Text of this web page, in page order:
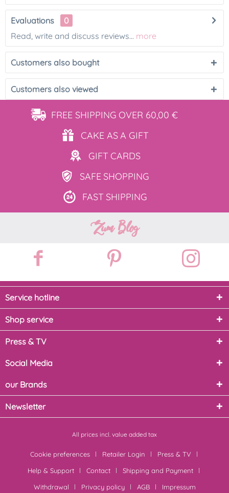
Evaluations
0
Read, write and discuss reviews... more
Customers also bought
Customers also viewed
FREE SHIPPING OVER 60,00 €
CAKE ASA GIFT
GIFT CARDS
SAFE SHOPPING
FAST SHIPPING
Zum Blog
Service hotline
Shop service
Press & TV
Social Media
our Brands
Newsletter
All prices incl. value added tax
Cookie preferences Retailer Login
Press & TV
Help & Support
Contact
Shipping and Payment
Withdrawal
Privacy policy AGB Impressum